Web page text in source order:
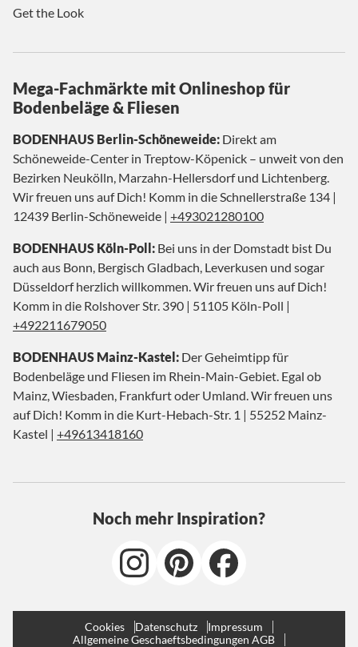
Get the Look
Mega-Fachmärkte mit Onlineshop für
Bodenbeläge & Fliesen
BODENHAUS Berlin-Schöneweide: Direkt am
Schöneweide-Center in Treptow-Köpenick – unweit von den
Bezirken Neukölln, Marzahn-Hellersdorf und Lichtenberg.
Wir freuen uns auf Dich! Komm in die Schnellerstraße 134 |
12439 Berlin-Schöneweide | +493021280100
BODENHAUS Köln-Poll: Bei uns in der Domstadt bist Du
auch aus Bonn, Bergisch Gladbach, Leverkusen und sogar
Düsseldorf herzlich willkommen. Wir freuen uns auf Dich!
Komm in die Rolshover Str. 390 | 51105 Köln-Poll |
+492211679050
BODENHAUS Mainz-Kastel: Der Geheimtipp für
Bodenbeläge und Fliesen im Rhein-Main-Gebiet. Egal ob
Mainz, Wiesbaden, Frankfurt oder Umland. Wir freuen uns
auf Dich! Komm in die Kurt-Hebach-Str. 1 | 55252 Mainz-
Kastel | +49613418160
Noch mehr Inspiration?
Cookies Datenschutz
Impressum
Allgemeine Geschaeftsbedingungen AGB